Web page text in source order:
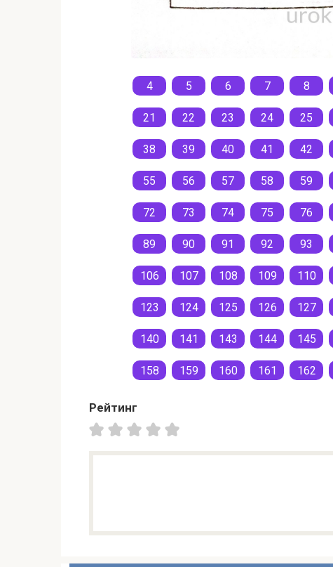
4 5 6 7 8
21 22 23 24 25
38 39 40 41 42
55 56 57 58 59
72 73 74 75 76
89 90 91 92 93
106 107 108 109 110
123 124 125 126 127
140 141 143 144 145
158 159 160 161 162
Рейтинг